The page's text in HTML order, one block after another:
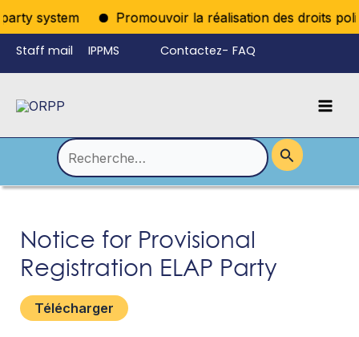
system Promouvoir la réalisation des droits
Aller
au
contenu
Staff mail IPPMS Contactez- FAQ
Rechercher :
Notice for Provisional
Registration ELAP Party
Télécharger